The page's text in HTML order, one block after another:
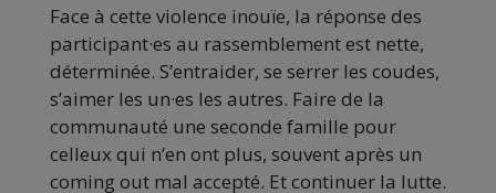
Face à cette violence inouïe, la réponse des
participant·es au rassemblement est nette,
déterminée. S’entraider, se serrer les coudes,
s’aimer les un·es les autres. Faire de la
communauté une seconde famille pour
celleux qui n’en ont plus, souvent après un
coming out mal accepté. Et continuer la lutte.